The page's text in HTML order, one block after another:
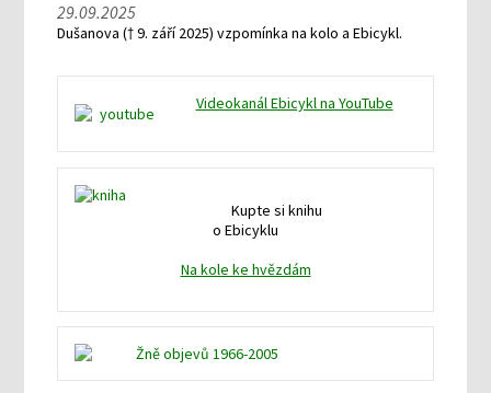
29.09.2025
Dušanova († 9. září 2025) vzpomínka na kolo a Ebicykl.
Videokanál Ebicykl na YouTube
Kupte si knihu
o Ebicyklu
Na kole ke hvězdám